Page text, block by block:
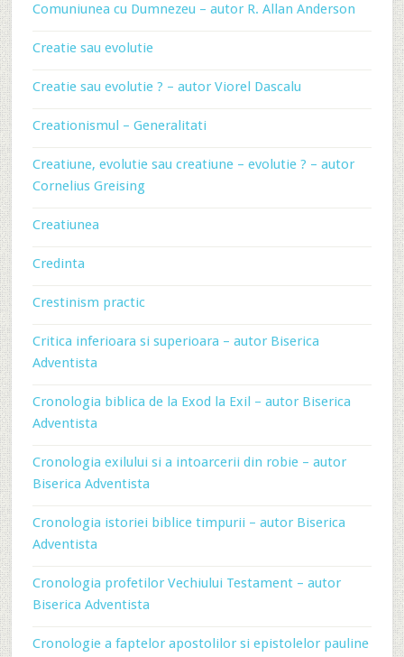
Comuniunea cu Dumnezeu – autor R. Allan Anderson
Creatie sau evolutie
Creatie sau evolutie ? – autor Viorel Dascalu
Creationismul – Generalitati
Creatiune, evolutie sau creatiune – evolutie ? – autor
Cornelius Greising
Creatiunea
Credinta
Crestinism practic
Critica inferioara si superioara – autor Biserica
Adventista
Cronologia biblica de la Exod la Exil – autor Biserica
Adventista
Cronologia exilului si a intoarcerii din robie – autor
Biserica Adventista
Cronologia istoriei biblice timpurii – autor Biserica
Adventista
Cronologia profetilor Vechiului Testament – autor
Biserica Adventista
Cronologie a faptelor apostolilor si epistolelor pauline